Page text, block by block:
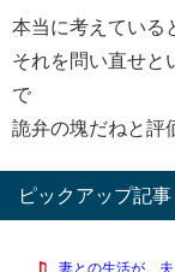
本当に考えている
それを問い直せと
で
詭弁の塊だねと評
ピックアップ記事